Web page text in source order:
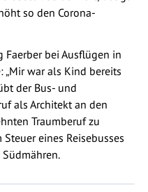
so den Corona-
Faerber bei Ausflügen in
„Mir war als Kind bereits
der Bus- und
als Architekt an den
Traumberuf zu
eines Reisebusses